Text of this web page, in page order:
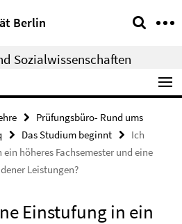
Berlin
Sozialwissenschaften
Prüfungsbüro- Rund ums
Das Studium beginnt
Ich
höheres Fachsemester und eine
Leistungen?
Einstufung in ein